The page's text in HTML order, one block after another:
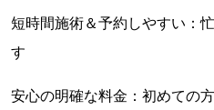
短時間施術＆予約しやすい：
す
安心の明確な料金：初めての